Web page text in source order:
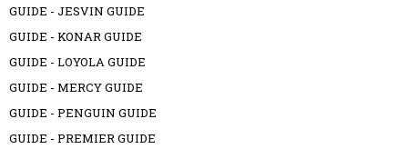
GUIDE - JESVIN GUIDE
GUIDE - KONAR GUIDE
GUIDE - LOYOLA GUIDE
GUIDE - MERCY GUIDE
GUIDE - PENGUIN GUIDE
GUIDE - PREMIER GUIDE